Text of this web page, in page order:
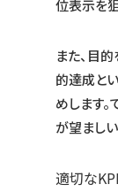
位表示を
また、目
的達成と
めします
が望ましい
適切な